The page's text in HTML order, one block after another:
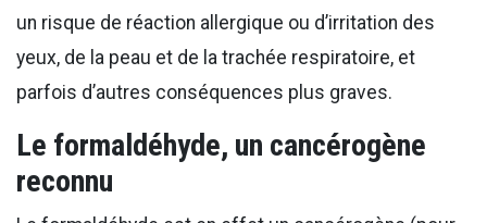
un risque de réaction allergique ou d’irritation des
yeux, de la peau et de la trachée respiratoire, et
parfois d’autres conséquences plus graves.
Le formaldéhyde, un cancérogène
reconnu